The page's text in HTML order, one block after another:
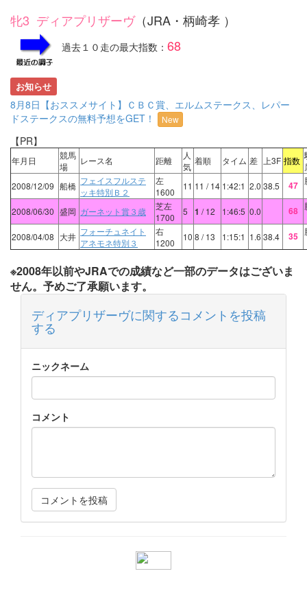
牝3 ディアプリザーヴ（JRA・柄崎孝 ）
過去１０走の最大指数： 68
お知らせ
8月8日【おススメサイト】ＣＢＣ賞、エルムステークス、レパー
ドステークスの無料予想をGET！
New
【PR】
年月日
競馬
場
レース名 距離
人
気
着順 タイム 差 上3F 指数
2008/12/09 船橋 フェイスフルステ
ッキ特別Ｂ２
左
1600
11 11 / 14 1:42:1 2.0 38.5 47
2008/06/30 盛岡 ガーネット賞３歳
芝左
1700
5 1 / 12 1:46:5 0.0 68
2008/04/08 大井 フォーチュネイト
アネモネ特別３
右
1200
10 8 / 13 1:15:1 1.6 38.4 35
※2008年以前やJRAでの成績など一部のデータはございま
せん。予めご了承願います。
ディアプリザーヴに関するコメントを投稿
する
ニックネーム
コメント